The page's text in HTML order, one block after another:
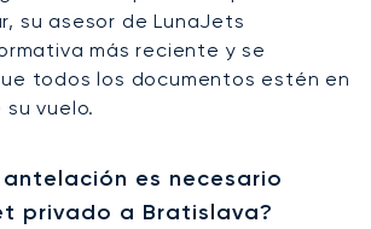
su asesor de LunaJets
más reciente y se
todos los documentos estén en
vuelo.
es necesario
privado a Bratislava?